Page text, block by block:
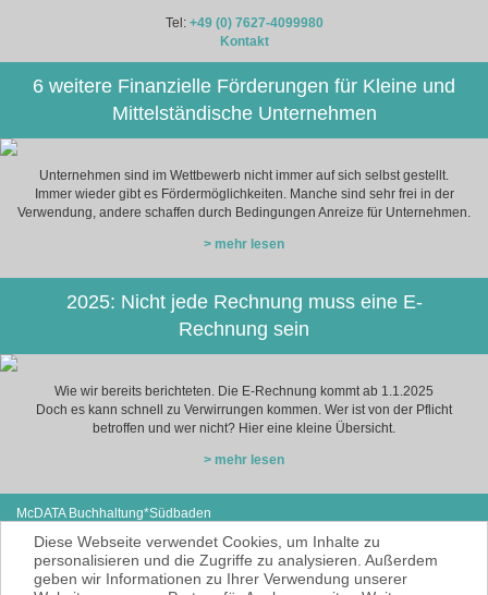
Tel: +49 (0) 7627-4099980
Kontakt
6 weitere Finanzielle Förderungen für Kleine und
Mittelständische Unternehmen
Unternehmen sind im Wettbewerb nicht immer auf sich selbst gestellt.
Immer wieder gibt es Fördermöglichkeiten. Manche sind sehr frei in der
Verwendung, andere schaffen durch Bedingungen Anreize für Unternehmen.
> mehr lesen
2025: Nicht jede Rechnung muss eine E-
Rechnung sein
Wie wir bereits berichteten. Die E-Rechnung kommt ab 1.1.2025
Doch es kann schnell zu Verwirrungen kommen. Wer ist von der Pflicht
betroffen und wer nicht? Hier eine kleine Übersicht.
> mehr lesen
McDATA Buchhaltung*Südbaden
79585 Steinen
E-Mail: noe@mcdata.de
McDATA ist eine sehr gute Alternative zu
Diese Webseite verwendet Cookies, um Inhalte zu
personalisieren und die Zugriffe zu analysieren. Außerdem
geben wir Informationen zu Ihrer Verwendung unserer